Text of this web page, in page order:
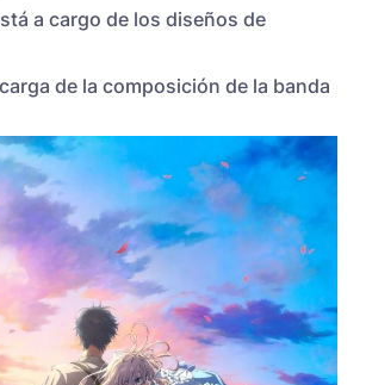
a cargo de los diseños de
de la composición de la banda